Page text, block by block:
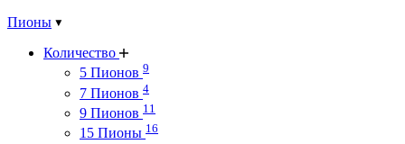
Пионы
Количество
5 Пионов 9
7 Пионов 4
9 Пионов 11
15 Пионы 16